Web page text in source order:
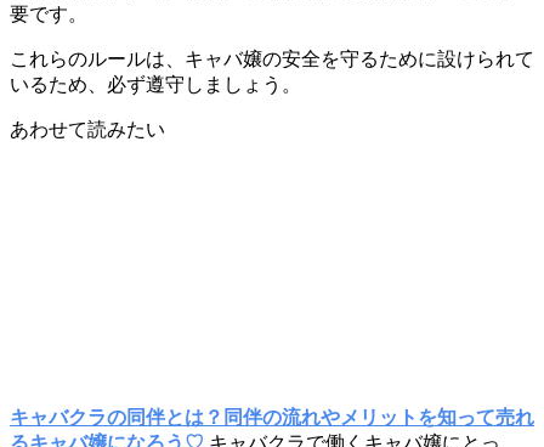
要です。
これらのルールは、キャバ嬢の安全を守るために設けられて
いるため、必ず遵守しましょう。
あわせて読みたい
キャバクラの同伴とは？同伴の流れやメリットを知って売れ
るキャバ嬢になろう♡ キャバクラで働くキャバ嬢にとっ